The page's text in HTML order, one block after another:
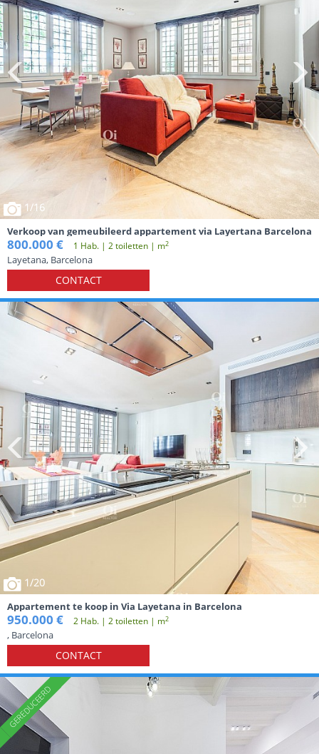
1 /16
Verkoop van gemeubileerd appartement via Layertana Barcelona
800.000 € 1 Hab. | 2 toiletten | m2
Layetana, Barcelona
CONTACT
1/20
Appartement te koop in Via Layetana in Barcelona
950.000 € 2 Hab. | 2 toiletten | m2
, Barcelona
CONTACT